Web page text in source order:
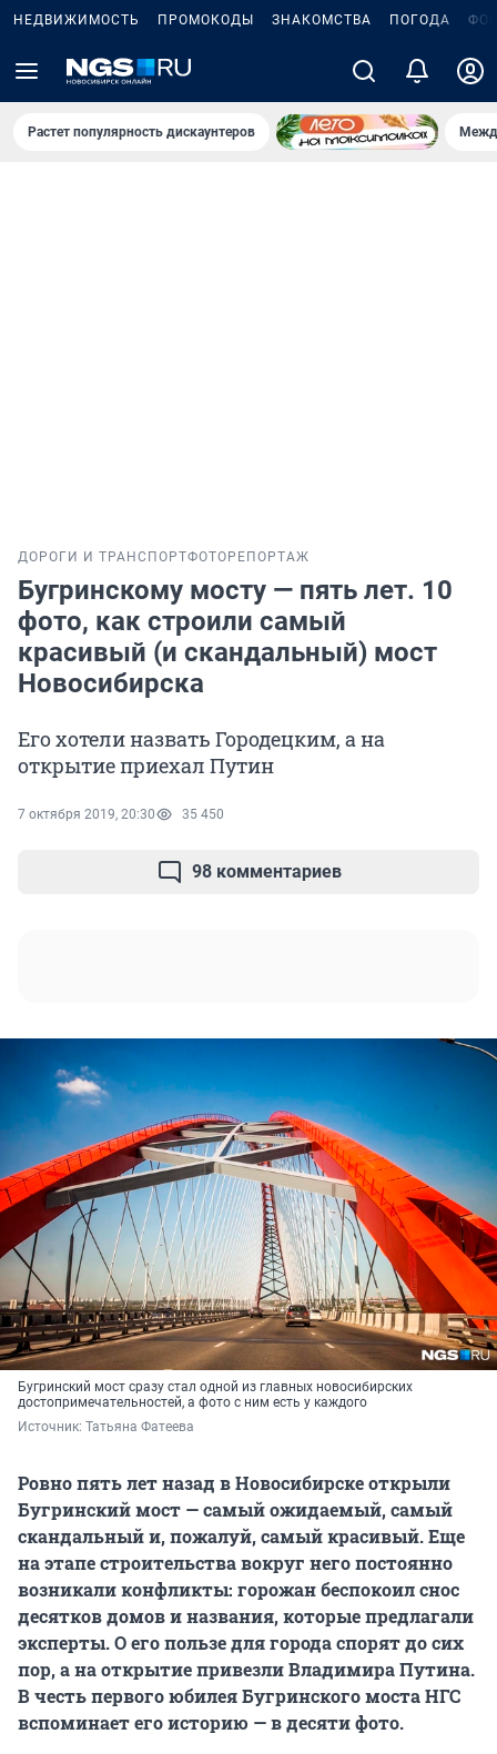
НЕДВИЖИМОСТЬ ПРОМОКОДЫ ЗНАКОМСТВА ПОГОДА
Растет популярность дискаунтеров
ДОРОГИ И ТРАНСПОРТФОТОРЕПОРТАЖ
Бугринскому мосту — пять лет. 10
фото, как строили самый
красивый (и скандальный) мост
Новосибирска
Его хотели назвать Городецким, а на
открытие приехал Путин
7 октября 2019, 20:30 35 450
98 комментариев
Бугринский мост сразу стал одной из главных новосибирских
достопримечательностей, а фото с ним есть у каждого
Источник: Татьяна Фатеева
Ровно пять лет назад в Новосибирске открыли
Бугринский мост — самый ожидаемый, самый
скандальный и, пожалуй, самый красивый. Еще
на этапе строительства вокруг него постоянно
возникали конфликты: горожан беспокоил снос
десятков домов и названия, которые предлагали
эксперты. О его пользе для города спорят до сих
пор, а на открытие привезли Владимира Путина.
В честь первого юбилея Бугринского моста НГС
вспоминает его историю — в десяти фото.